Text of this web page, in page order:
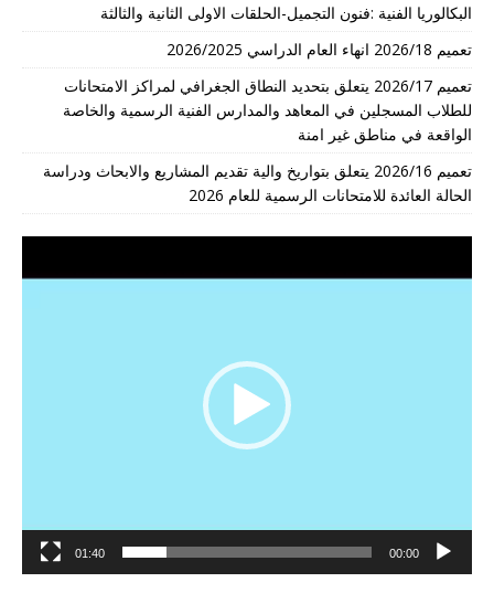
البكالوريا الفنية :فنون التجميل-الحلقات الاولى الثانية والثالثة
تعميم 2026/18 انهاء العام الدراسي 2026/2025
تعميم 2026/17 يتعلق بتحديد النطاق الجغرافي لمراكز الامتحانات
للطلاب المسجلين في المعاهد والمدارس الفنية الرسمية والخاصة
الواقعة في مناطق غير امنة
تعميم 2026/16 يتعلق بتواريخ والية تقديم المشاريع والابحاث ودراسة
الحالة العائدة للامتحانات الرسمية للعام 2026
00:00
01:40